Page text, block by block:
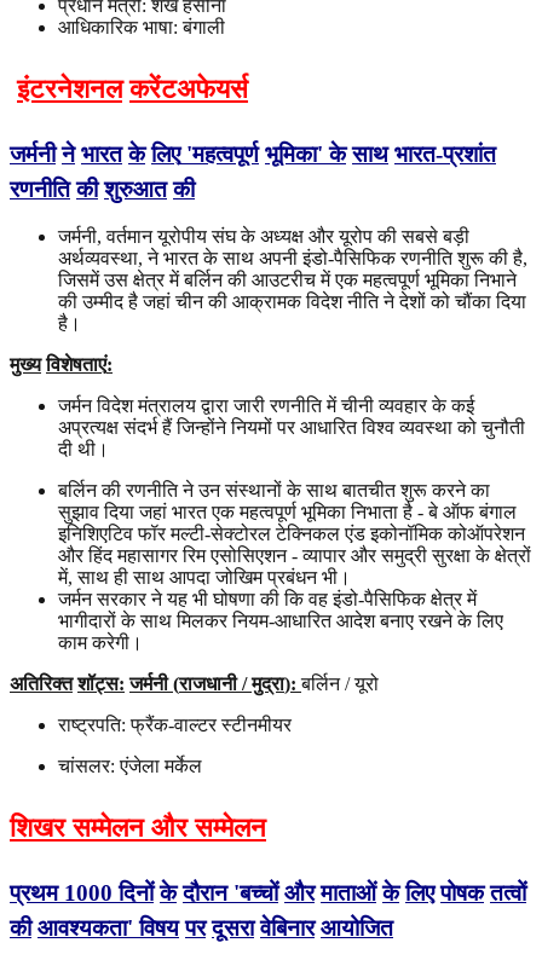
प्रधान मंत्री: शेख हसीना
आधिकारिक भाषा: बंगाली
इंटरनेशनल करेंटअफेयर्स
जर्मनी ने भारत के लिए'महत्वपूर्ण भूमिका'के साथ भारत-प्रशांत
रणनीति की शुरुआत की
जर्मनी, वर्तमान यूरोपीय संघ के अध्यक्ष और यूरोप की सबसे बड़ी
अर्थव्यवस्था, ने भारत के साथ अपनी इंडो-पैसिफिक रणनीति शुरू की है,
जिसमें उस क्षेत्र में बर्लिन की आउटरीच में एक महत्वपूर्ण भूमिका निभाने
की उम्मीद है जहां चीन की आक्रामक विदेश नीति ने देशों को चौंका दिया
है।
मुख्य विशेषताएं:
जर्मन विदेश मंत्रालय द्वारा जारी रणनीति में चीनी व्यवहार के कई
अप्रत्यक्ष संदर्भ हैं जिन्होंने नियमों पर आधारित विश्व व्यवस्था को चुनौती
दी थी।
बर्लिन की रणनीति ने उन संस्थानों के साथ बातचीत शुरू करने का
सुझाव दिया जहां भारत एक महत्वपूर्ण भूमिका निभाता है - बे ऑफ बंगाल
इनिशिएटिव फॉर मल्टी-सेक्टोरल टेक्निकल एंड इकोनॉमिक कोऑपरेशन
और हिंद महासागर रिम एसोसिएशन - व्यापार और समुद्री सुरक्षा के क्षेत्रों
में, साथ ही साथ आपदा जोखिम प्रबंधन भी।
जर्मन सरकार ने यह भी घोषणा की कि वह इंडो-पैसिफिक क्षेत्र में
भागीदारों के साथ मिलकर नियम-आधारित आदेश बनाए रखने के लिए
काम करेगी।
अतिरिक्त शॉट्स: जर्मनी(राजधानी/मुद्रा):बर्लिन / यूरो
राष्ट्रपति: फ्रैंक-वाल्टर स्टीनमीयर
चांसलर: एंजेला मर्केल
शिखर सम्मेलन और सम्मेलन
प्रथम1000दिनों के दौरान'बच्चों और माताओं के लिए पोषक तत्वों
की आवश्यकता'विषय पर दूसरा वेबिनार आयोजित